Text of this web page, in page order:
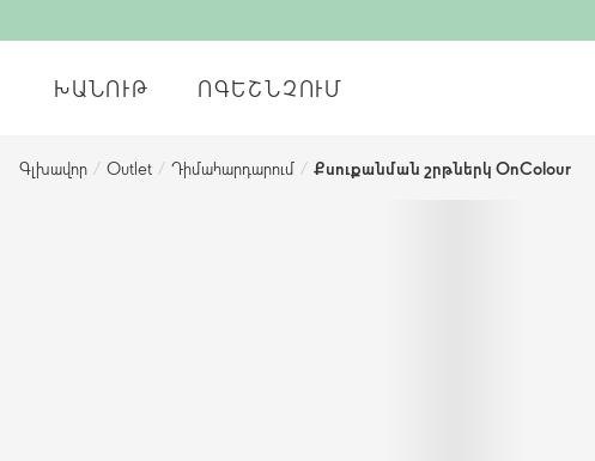
ԽԱՆՈՒԹ ՈԳԵՇՆՉՈՒՄ
Գլխավոր / Outlet / Դիմահարդարում / Քսուքանման շրթներկ OnColour